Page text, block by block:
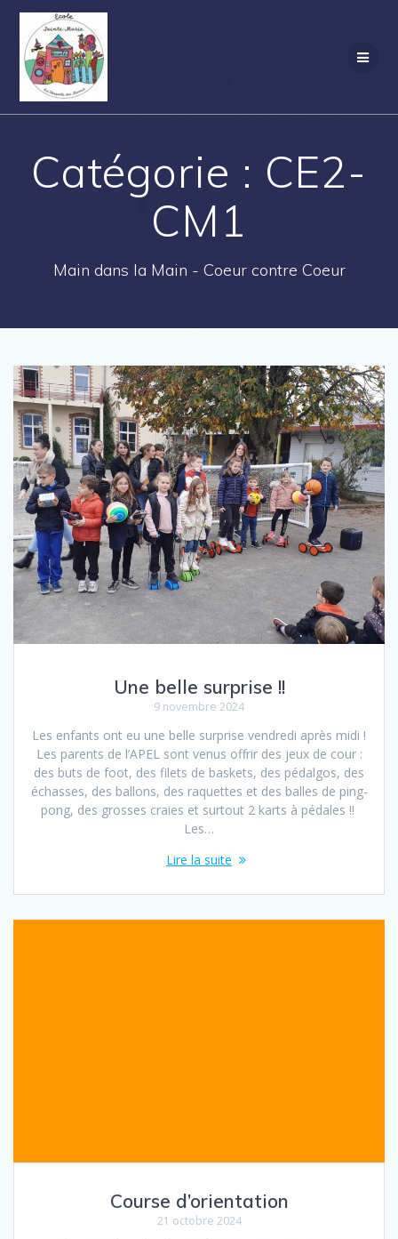
Catégorie : CE2-
CM1
Main dans la Main - Coeur contre Coeur
Une belle surprise !!
9 novembre 2024
Les enfants ont eu une belle surprise vendredi après midi !
Les parents de l’APEL sont venus offrir des jeux de cour :
des buts de foot, des filets de baskets, des pédalgos, des
échasses, des ballons, des raquettes et des balles de ping-
pong, des grosses craies et surtout 2 karts à pédales !!
Les…
Lire la suite
Course d’orientation
21 octobre 2024